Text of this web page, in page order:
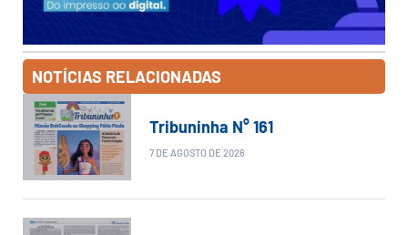
NOTÍCIAS RELACIONADAS
Tribuninha N° 161
7 DE AGOSTO DE 2026